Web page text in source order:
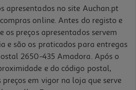
apresentados no site Auchan.pt
online. Antes do registo e
os preços apresentados servem
e são os praticados para entregas
2650-435 Amadora. Após o
e do código postal,
em vigor na loja que serve